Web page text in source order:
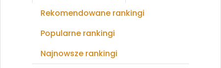
Rekomendowane rankingi
Popularne rankingi
Najnowsze rankingi